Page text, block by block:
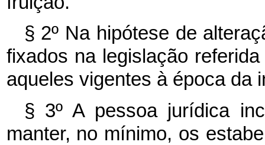
§ 2º Na hipótese de
fixados na legislação
aqueles vigentes à época da
§ 3º A pessoa jurídica
manter, no mínimo, os